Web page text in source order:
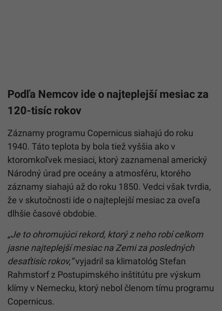
Podľa Nemcov ide o najteplejší mesiac za
120-tisíc rokov
Záznamy programu Copernicus siahajú do roku
1940. Táto teplota by bola tiež vyššia ako v
ktoromkoľvek mesiaci, ktorý zaznamenal americký
Národný úrad pre oceány a atmosféru, ktorého
záznamy siahajú až do roku 1850. Vedci však tvrdia,
že v skutočnosti ide o najteplejší mesiac za oveľa
dlhšie časové obdobie.
„Je to ohromujúci rekord, ktorý z neho robí celkom
jasne najteplejší mesiac na Zemi za posledných
desaťtisíc rokov,“vyjadril sa klimatológ Stefan
Rahmstorf z Postupimského inštitútu pre výskum
klímy v Nemecku, ktorý nebol členom tímu programu
Copernicus.